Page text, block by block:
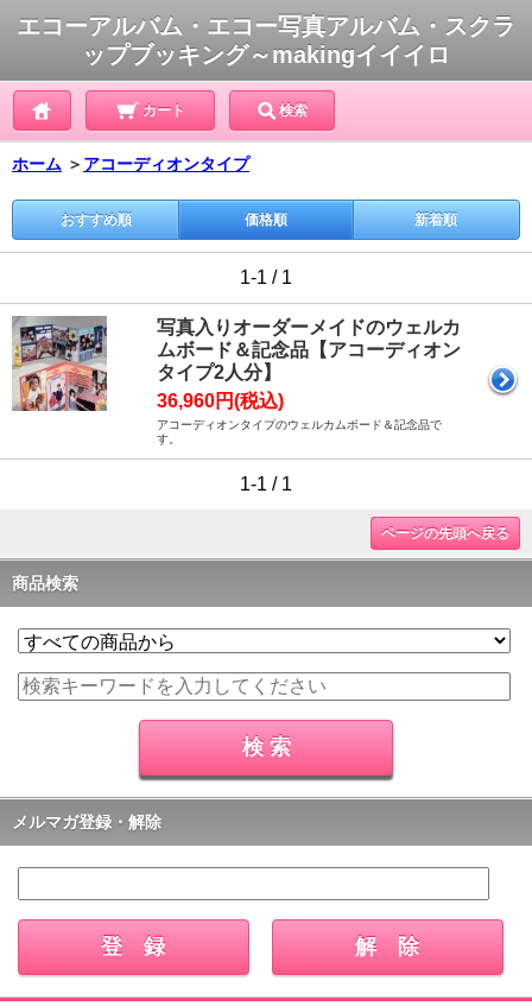
エコーアルバム・エコー写真アルバム・スクラ
ップブッキング～makingイイイロ
カート 検索
ホーム ＞ アコーディオンタイプ
おすすめ順 価格順 新着順
1-1 / 1
写真入りオーダーメイドのウェルカ
ムボード＆記念品【アコーディオン
タイプ2人分】
36,960円(税込)
アコーディオンタイプのウェルカムボード＆記念品で
す。
1-1 / 1
ページの先頭へ戻る
商品検索
メルマガ登録・解除